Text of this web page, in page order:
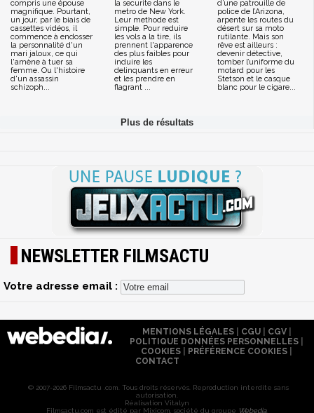
compris une épouse
magnifique. Pourtant,
un jour, par le biais de
cassettes vidéos, il
commence à endosser
la personnalité d'un
mari jaloux, ce qui
l'amène à tuer sa
femme. Ou l'histoire
d'un assassin
schizoph...
la securite dans le
metro de New York.
Leur methode est
simple. Pour reduire
les vols a la tire, ils
prennent l'apparence
des plus faibles pour
induire les
delinquants en erreur
et les prendre en
flagrant ...
d’une patrouille de
police de l’Arizona,
arpente les routes du
désert sur sa moto
rutilante. Mais son
rêve est ailleurs :
devenir détective,
tomber l’uniforme du
motard pour les
Stetson et le casque
blanc pour le cigare...
NEWSLETTER FILMSACTU
Votre adresse email :
MENTIONS LÉGALES| CGU| CGV|
POLITIQUE DONNÉES PERSONNELLES
COOKIES
PRÉFÉRENCE COOKIES
CONTACT
© 2007-2026 Filmsactu .com. Tous droits réservés. Reproduction interdite sans
autorisation.
Réalisation Vitalyn
Filmsactu .com est édité par Mixicom, société du groupe Webedia.